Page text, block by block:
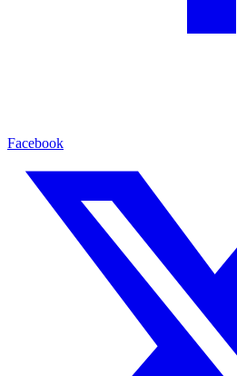
Facebook